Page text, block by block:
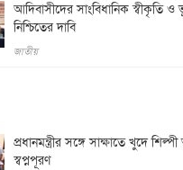
আদিবাসীদের সাংবিধানিক স্বীকৃতি ও
নিশ্চিতের দাবি
জাতীয়
প্রধানমন্ত্রীর সঙ্গে সাক্ষাতে খুদে
স্বপ্নপূরণ